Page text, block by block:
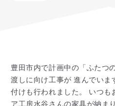
豊田市内で計画中の「ふたつ
渡しに向け工事が 進んでいま
付けも行われました。 いつも
ア工房水谷さんの家具が納ま